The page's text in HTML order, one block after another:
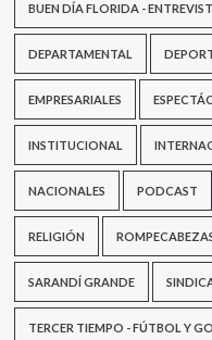
BUEN DÍA FLORIDA -
DEPARTAMENTAL
EMPRESARIALES
INSTITUCIONAL
NACIONALES PODCAST
RELIGIÓN
SARANDÍ GRANDE
TERCER TIEMPO - FÚTBOL Y